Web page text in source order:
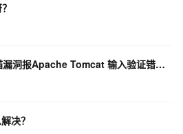
nacos最新版2.4.0.1，扫描漏洞报Apache Tomcat 输入验证错误漏洞？
决？